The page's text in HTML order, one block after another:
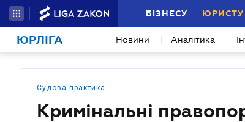
БІЗНЕСУ ЮРИСТУ
ЮРЛІГА Новини Аналітика
Судова практика
Кримінальні